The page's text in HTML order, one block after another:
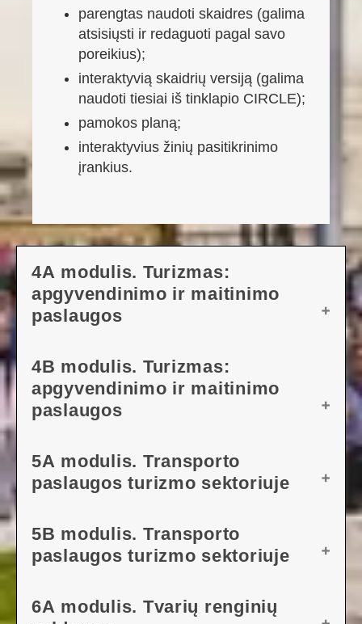
parengtas naudoti skaidres (galima
atsisiųsti ir redaguoti pagal savo
poreikius);
interaktyvią skaidrių versiją (galima
naudoti tiesiai iš tinklapio CIRCLE);
pamokos planą;
interaktyvius žinių pasitikrinimo
įrankius.
4A modulis. Turizmas:
apgyvendinimo ir maitinimo
paslaugos
PAMOKOS PLANAS
ATSISIŲSTI PATEIKTĮ
4B modulis. Turizmas:
apgyvendinimo ir maitinimo
paslaugos
PAMOKOS PLANAS
ATSISIŲSTI PATEIKTĮ
5A modulis. Transporto
paslaugos turizmo sektoriuje
PAMOKOS PLANAS
ATSISIŲSTI PATEIKTĮ
5B modulis. Transporto
paslaugos turizmo sektoriuje
PAMOKOS PLANAS
6A modulis. Tvarių renginių